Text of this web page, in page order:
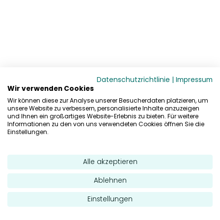
Datenschutzrichtlinie | Impressum
Wir verwenden Cookies
Wir können diese zur Analyse unserer Besucherdaten platzieren, um
unsere Website zu verbessern, personalisierte Inhalte anzuzeigen
und Ihnen ein großartiges Website-Erlebnis zu bieten. Für weitere
Informationen zu den von uns verwendeten Cookies öffnen Sie die
Einstellungen.
Alle akzeptieren
Ablehnen
Einstellungen